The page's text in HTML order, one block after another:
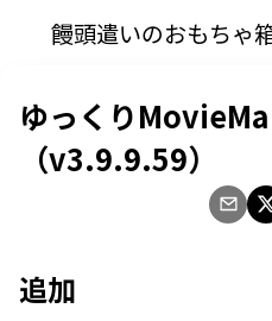
饅頭遣いのおもちゃ
ゆっくり
（v3.9.9.59）
追加